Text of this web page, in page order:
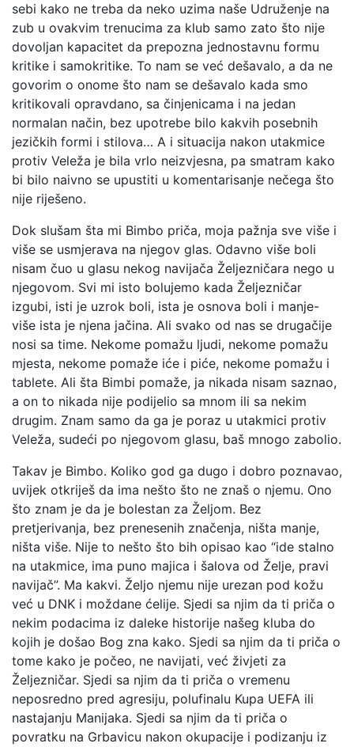
sebi kako ne treba da neko uzima naše Udruženje na
zub u ovakvim trenucima za klub samo zato što nije
dovoljan kapacitet da prepozna jednostavnu formu
kritike i samokritike. To nam se već dešavalo, a da ne
govorim o onome što nam se dešavalo kada smo
kritikovali opravdano, sa činjenicama i na jedan
normalan način, bez upotrebe bilo kakvih posebnih
jezičkih formi i stilova… A i situacija nakon utakmice
protiv Veleža je bila vrlo neizvjesna, pa smatram kako
bi bilo naivno se upustiti u komentarisanje nečega što
nije riješeno.
Dok slušam šta mi Bimbo priča, moja pažnja sve više i
više se usmjerava na njegov glas. Odavno više boli
nisam čuo u glasu nekog navijača Željezničara nego u
njegovom. Svi mi isto bolujemo kada Željezničar
izgubi, isti je uzrok boli, ista je osnova boli i manje-
više ista je njena jačina. Ali svako od nas se drugačije
nosi sa time. Nekome pomažu ljudi, nekome pomažu
mjesta, nekome pomaže iće i piće, nekome pomažu i
tablete. Ali šta Bimbi pomaže, ja nikada nisam saznao,
a on to nikada nije podijelio sa mnom ili sa nekim
drugim. Znam samo da ga je poraz u utakmici protiv
Veleža, sudeći po njegovom glasu, baš mnogo zabolio.
Takav je Bimbo. Koliko god ga dugo i dobro poznavao,
uvijek otkriješ da ima nešto što ne znaš o njemu. Ono
što znam je da je bolestan za Željom. Bez
pretjerivanja, bez prenesenih značenja, ništa manje,
ništa više. Nije to nešto što bih opisao kao “ide stalno
na utakmice, ima puno majica i šalova od Želje, pravi
navijač”. Ma kakvi. Željo njemu nije urezan pod kožu
već u DNK i moždane ćelije. Sjedi sa njim da ti priča o
nekim podacima iz daleke historije našeg kluba do
kojih je došao Bog zna kako. Sjedi sa njim da ti priča o
tome kako je počeo, ne navijati, već živjeti za
Željezničar. Sjedi sa njim da ti priča o vremenu
neposredno pred agresiju, polufinalu Kupa UEFA ili
nastajanju Manijaka. Sjedi sa njim da ti priča o
povratku na Grbavicu nakon okupacije i podizanju iz